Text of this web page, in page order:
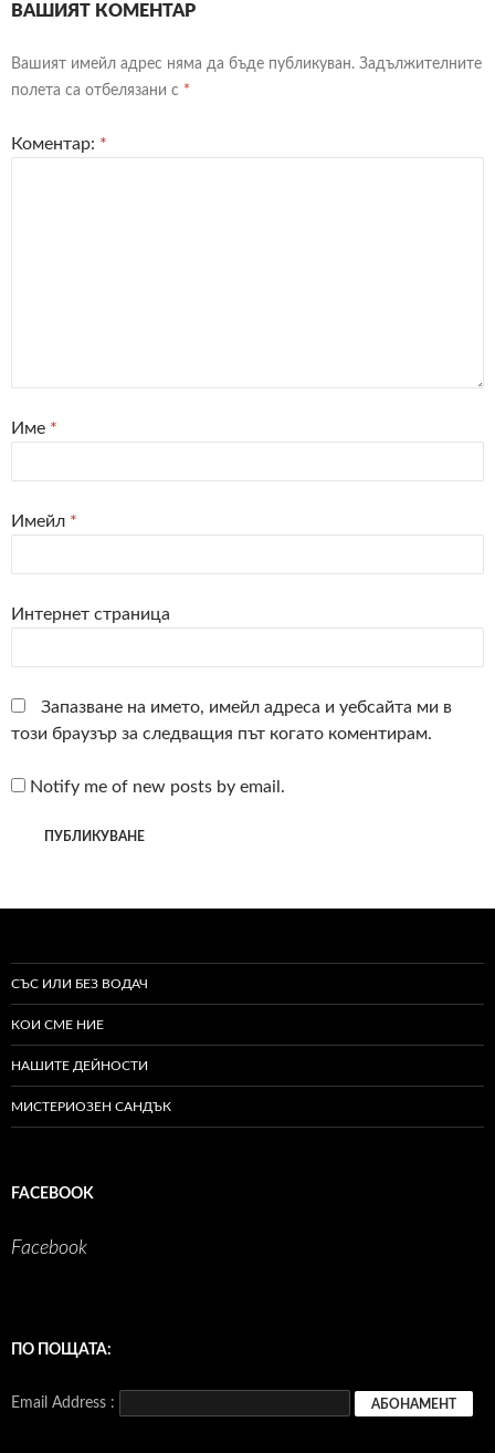
ВАШИЯТ КОМЕНТАР
Вашият имейл адрес няма да бъде публикуван. Задължителните
полета са отбелязани с *
Коментар: *
Име *
Имейл *
Интернет страница
Запазване на името, имейл адреса и уебсайта ми в
този браузър за следващия път когато коментирам.
Notify me of new posts by email.
СЪС ИЛИ БЕЗ ВОДАЧ
КОИ СМЕ НИЕ
НАШИТЕ ДЕЙНОСТИ
МИСТЕРИОЗЕН САНДЪК
FACEBOOK
Facebook
ПО ПОЩАТА:
Email Address :